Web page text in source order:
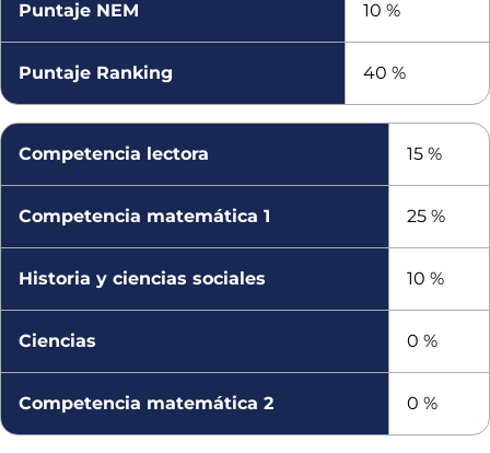
Puntaje NEM 10 %
Puntaje Ranking 40 %
Competencia lectora 15 %
Competencia matemática 1 25 %
Historia y ciencias sociales 10 %
Ciencias 0 %
Competencia matemática 2 0 %